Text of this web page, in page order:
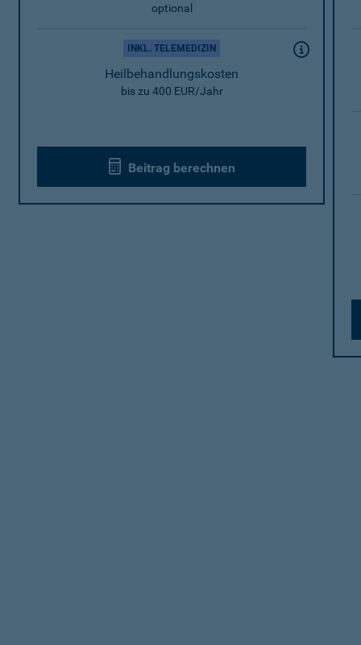
optional
INKL. TELEMEDIZIN
Heilbehandlungskosten
bis zu 400 EUR/Jahr
Beitrag berechnen